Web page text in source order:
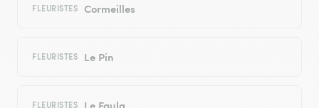
FLEURISTES Cormeilles
FLEURISTES Le Pin
FLEURISTES Le Faulq